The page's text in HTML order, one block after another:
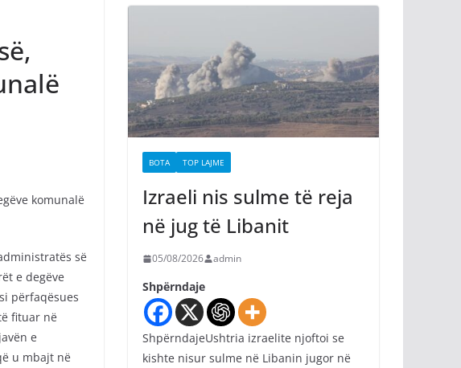
komunalë
së
e degëve
përfaqësues
fituar në
e
u mbajt në
BOTA TOP LAJME
Izraeli nis sulme të reja
në jug të Libanit
05/08/2026 admin
Shpërndaje
ShpërndajeUshtria izraelite njoftoi se
kishte nisur sulme në Libanin jugor në